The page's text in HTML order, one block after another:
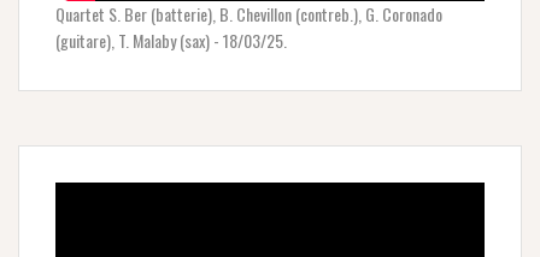
Quartet S. Ber (batterie), B. Chevillon (contreb.), G. Coronado
(guitare), T. Malaby (sax) - 18/03/25.